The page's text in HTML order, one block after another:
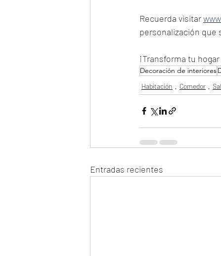
Recuerda visitar
personalización que
¡Transforma tu
Decoración de interiores
Habitación Comedor
Entradas recientes